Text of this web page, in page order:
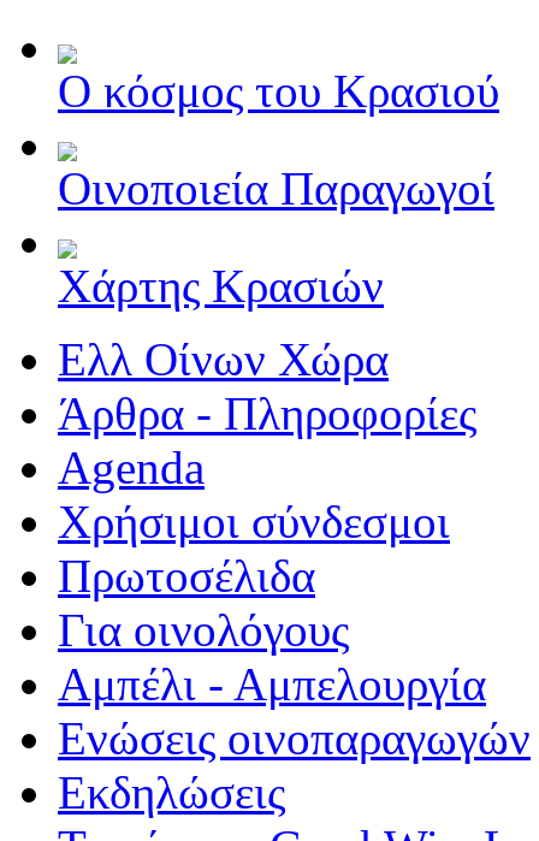
Ο κόσμος του Κρασιού
Οινοποιεία Παραγωγοί
Χάρτης Κρασιών
Ελλ Οίνων Χώρα
Άρθρα - Πληροφορίες
Agenda
Χρήσιμοι σύνδεσμοι
Πρωτοσέλιδα
Για οινολόγους
Αμπέλι - Αμπελουργία
Ενώσεις οινοπαραγωγών
Εκδηλώσεις